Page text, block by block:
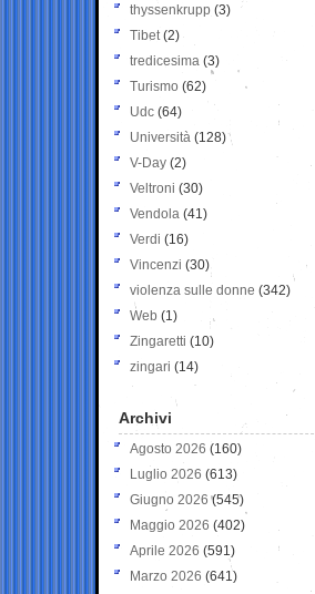
thyssenkrupp (3)
Tibet(2)
tredicesima (3)
Turismo (62)
Udc (64)
Università (128)
V-Day (2)
Veltroni (30)
Vendola (41)
Verdi (16)
Vincenzi (30)
violenza sulle donne (342)
Web (1)
Zingaretti (10)
zingari (14)
Archivi
Agosto 2026 (160)
Luglio 2026 (613)
Giugno 2026 (545)
Maggio 2026 (402)
Aprile 2026 (591)
Marzo 2026 (641)